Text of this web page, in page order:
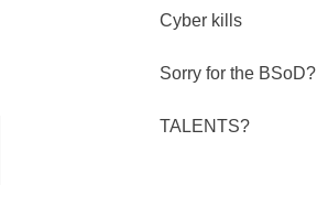
Cyber kills
Sorry for the BSoD?
TALENTS?